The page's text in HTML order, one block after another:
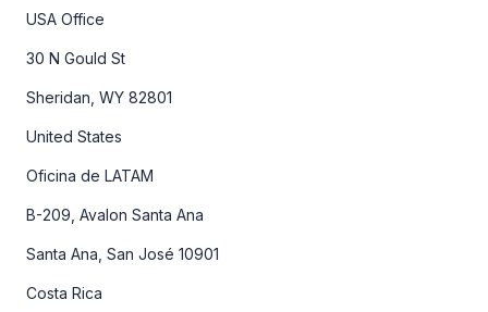
USA Office
30 N Gould St
Sheridan, WY 82801
United States
Oficina de LATAM
B-209, Avalon Santa Ana
Santa Ana, San José 10901
Costa Rica